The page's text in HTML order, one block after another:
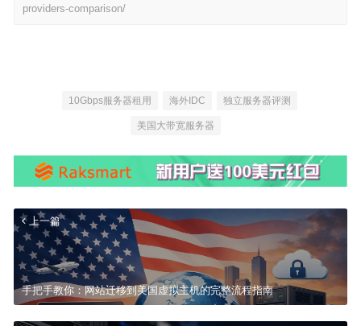
providers-comparison/
10Gbps服务器租用 海外IDC 独立服务器评测
美国大带宽服务器
上一篇
手把手教你：网站迁移到美国虚拟主机的完整流程指南